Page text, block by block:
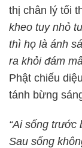
thị chân lý tối
kheo tuy nhỏ
thì họ là ánh
ra khỏi đám
Phật chiếu
tánh bừng
“Ai sống trước
Sau sống